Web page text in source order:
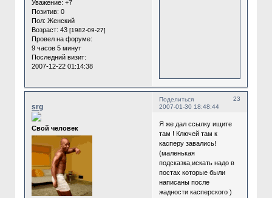
Уважение: +7
Позитив: 0
Пол: Женский
Возраст: 43[1982-09-27]
Провел на форуме:
9 часов 5 минут
Последний визит:
2007-12-22 01:14:38
Поделиться
23
2007-01-30 18:48:44
srg
Cвой человек
Я же дал ссылку ищите
там ! Ключей там к
касперу завались!
(маленькая
подсказка,искать надо в
постах которые были
написаны после
жадности касперского )